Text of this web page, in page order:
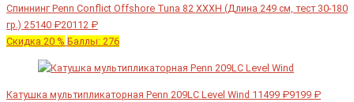
Спиннинг Penn Conflict Offshore Tuna 82 XXXH (Длина 249 см, тест 30-180
гр.) 25140 ₽20112 ₽
Скидка 20 % Баллы: 276
Катушка мультипликаторная Penn 209LC Level Wind 11499 ₽9199 ₽